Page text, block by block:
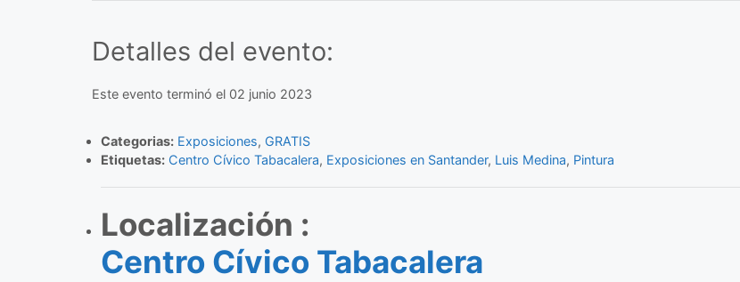
Detalles del evento:
Este evento terminó el 02 junio 2023
Categorias: Exposiciones, GRATIS
Etiquetas: Centro Cívico Tabacalera, Exposiciones en Santander, Luis Medina, Pintura
Localización :
Centro Cívico Tabacalera